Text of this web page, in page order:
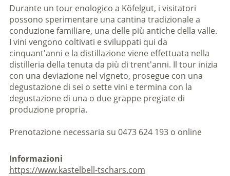
Durante un tour enologico a Köfelgut, i visitatori
possono sperimentare una cantina tradizionale a
conduzione familiare, una delle più antiche della valle.
I vini vengono coltivati e sviluppati qui da
cinquant'anni e la distillazione viene effettuata nella
distilleria della tenuta da più di trent'anni. Il tour inizia
con una deviazione nel vigneto, prosegue con una
degustazione di sei o sette vini e termina con la
degustazione di una o due grappe pregiate di
produzione propria.
Prenotazione necessaria su 0473 624 193 o online
Informazioni
https://www.kastelbell-tschars.com